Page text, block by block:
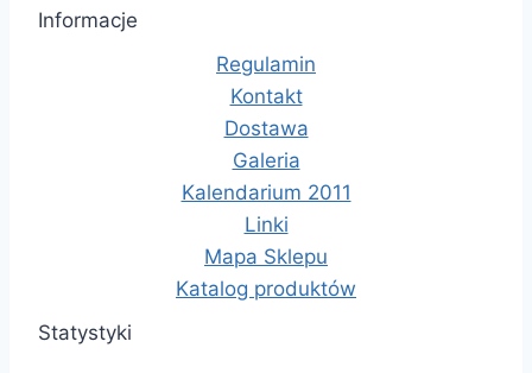
Informacje
Regulamin
Kontakt
Dostawa
Galeria
Kalendarium 2011
Linki
Mapa Sklepu
Katalog produktów
Statystyki